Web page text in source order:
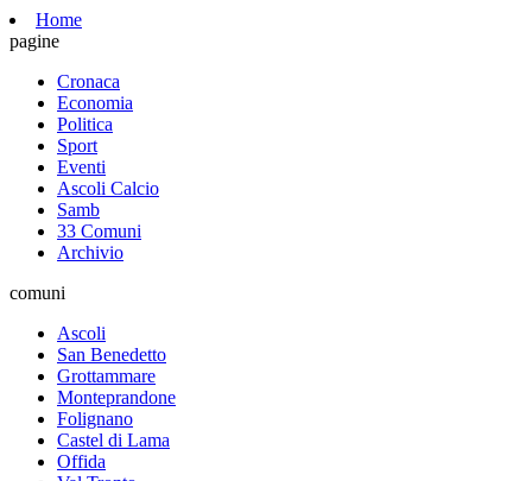
Home
pagine
Cronaca
Economia
Politica
Sport
Eventi
Ascoli Calcio
Samb
33 Comuni
Archivio
comuni
Ascoli
San Benedetto
Grottammare
Monteprandone
Folignano
Castel di Lama
Offida